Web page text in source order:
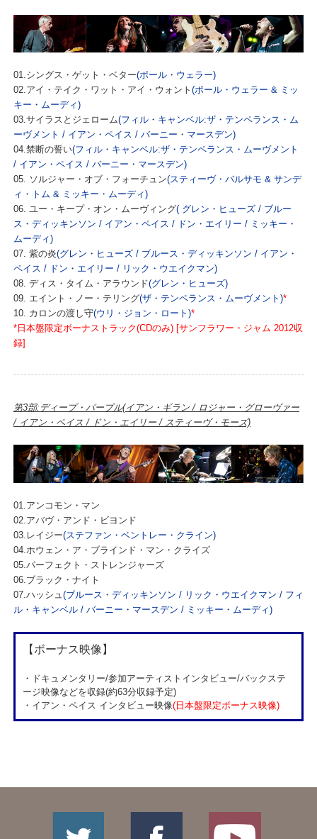
01.シングス・ゲット・ベター(ポール・ウェラー)
02.アイ・テイク・ワット・アイ・ウォント (ポール・ウェラー & ミッ
キー・ムーディ)
03.サイラスとジェローム(フィル・キャンベル:ザ・テンペランス・ム
ーヴメント / イアン・ペイス / バーニー・マースデン)
04.禁断の誓い(フィル・キャンベル:ザ・テンペランス・ムーヴメント
/ イアン・ペイス / バーニー・マースデン)
05. ソルジャー・オブ・フォーチュン(スティーヴ・バルサモ & サンデ
ィ・トム & ミッキー・ムーディ)
06. ユー・キープ・オン・ムーヴィング( グレン・ヒューズ / ブルー
ス・ディッキンソン / イアン・ペイス / ドン・エイリー / ミッキー・
ムーディ)
07. 紫の炎(グレン・ヒューズ / ブルース・ディッキンソン / イアン・
ペイス / ドン・エイリー / リック・ウエイクマン)
08. ディス・タイム・アラウンド(グレン・ヒューズ)
09. エイント・ノー・テリング(ザ・テンペランス・ムーヴメント)*
10. カロンの渡し守(ウリ・ジョン・ロート)*
*日本盤限定ボーナストラック(CDのみ) [サンフラワー・ジャム 2012収
録]
第3部:ディープ・パープル(イアン・ギラン / ロジャー・グローヴァー
/ イアン・ペイス / ドン・エイリー / スティーヴ・モーズ)
01.アンコモン・マン
02.アバヴ・アンド・ビヨンド
03.レイジー(ステファン・ベントレー・クライン)
04.ホウェン・ア・ブラインド・マン・クライズ
05.パーフェクト・ストレンジャーズ
06.ブラック・ナイト
07.ハッシュ (ブルース・ディッキンソン / リック・ウエイクマン / フィ
ル・キャンベル / バーニー・マースデン / ミッキー・ムーディ)
【ボーナス映像】
・ドキュメンタリー/参加アーティストインタビュー/バックステ
ージ映像などを収録(約63分収録予定)
・イアン・ペイス インタビュー映像(日本盤限定ボーナス映像)